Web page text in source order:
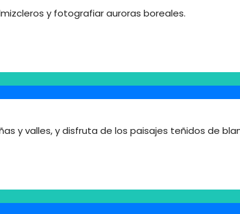
y fotografiar auroras boreales.
y valles, y disfruta de los paisajes teñidos de